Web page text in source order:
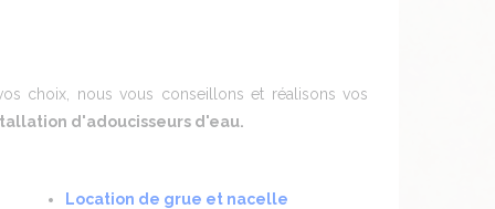
choix, nous vous conseillons et réalisons vos
d'adoucisseurs d'eau.
Location de grue et nacelle